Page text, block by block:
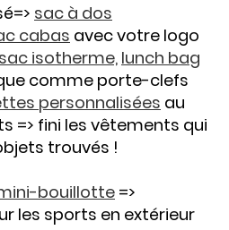
sac à dos
cabas avec votre logo
sac isotherme, lunch bag
comme porte-clefs
personnalisées au
=> fini les vêtements qui
trouvés !
bouillotte =>
les sports en extérieur